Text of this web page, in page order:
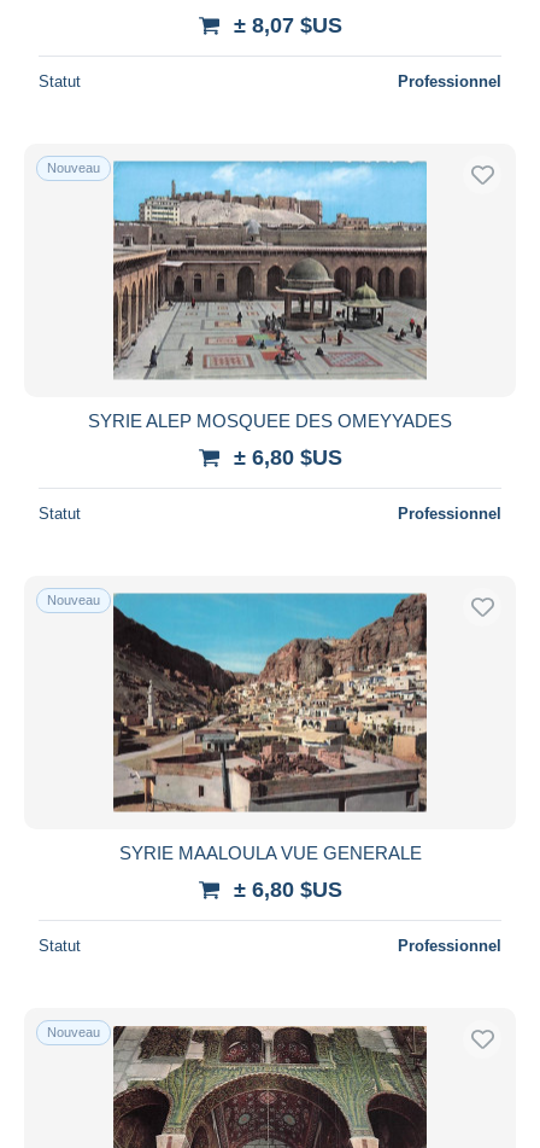
± 8,07 $US
Statut Professionnel
Nouveau
SYRIE ALEP MOSQUEE DES OMEYYADES
± 6,80 $US
Statut Professionnel
Nouveau
SYRIE MAALOULA VUE GENERALE
± 6,80 $US
Statut Professionnel
Nouveau